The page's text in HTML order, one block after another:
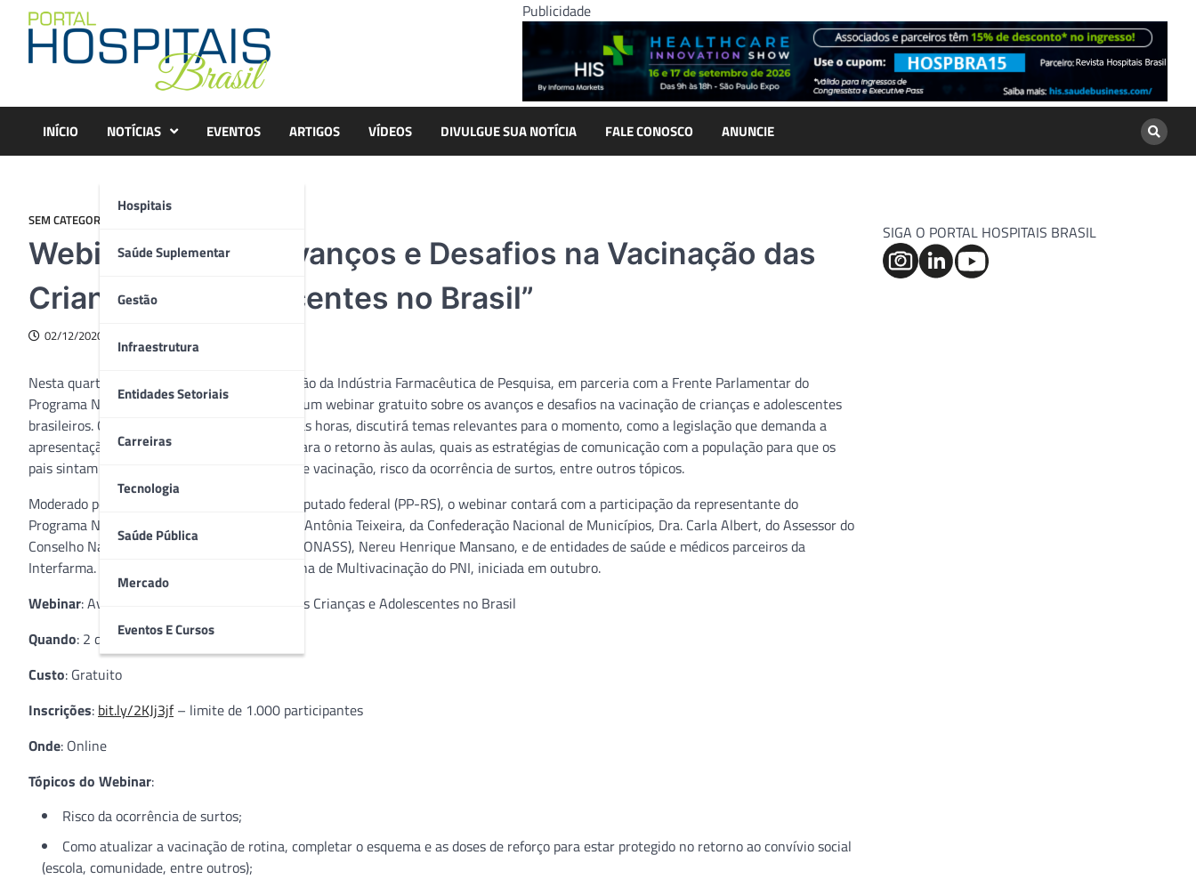
content
Publicidade
INÍCIO NOTÍCIAS
Hospitais
Saúde Suplementar
Gestão
Infraestrutura
Entidades Setoriais
Carreiras
Tecnologia
Saúde Pública
Mercado
Eventos E Cursos
EVENTOS ARTIGOS VÍDEOS DIVULGUE SUA NOTÍCIA FALE CONOSCO ANUNCIE
SEM CATEGORIA
Webinar aborda “Avanços e Desafios na Vacinação das
Crianças e Adolescentes no Brasil”
02/12/2020
Nesta quarta-feira (2), a Interfarma, Associação da Indústria Farmacêutica de Pesquisa, em parceria com a Frente Parlamentar do
Programa Nacional de Imunizações, realizará um webinar gratuito sobre os avanços e desafios na vacinação de crianças e adolescentes
brasileiros. O evento, que terá duração de duas horas, discutirá temas relevantes para o momento, como a legislação que demanda a
apresentação da carteira vacinal atualizada para o retorno às aulas, quais as estratégias de comunicação com a população para que os
pais sintam segurança em procurar as salas de vacinação, risco da ocorrência de surtos, entre outros tópicos.
Moderado por Pedro Westphalen, médico e deputado federal (PP-RS), o webinar contará com a participação da representante do
Programa Nacional de Imunizações (PNI/MS), Antônia Teixeira, da Confederação Nacional de Municípios, Dra. Carla Albert, do Assessor do
Conselho Nacional de Secretários da Saúde (CONASS), Nereu Henrique Mansano, e de entidades de saúde e médicos parceiros da
Interfarma. A iniciativa é um apoio à Campanha de Multivacinação do PNI, iniciada em outubro.
Webinar: Avanços e Desafios na Vacinação das Crianças e Adolescentes no Brasil
Quando: 2 de dezembro – Das 19h às 21h
Custo: Gratuito
Inscrições: bit.ly/2KJj3jf– limite de 1.000 participantes
Onde: Online
Tópicos do Webinar:
Risco da ocorrência de surtos;
Como atualizar a vacinação de rotina, completar o esquema e as doses de reforço para estar protegido no retorno ao convívio social
(escola, comunidade, entre outros);
SIGA O PORTAL HOSPITAIS BRASIL